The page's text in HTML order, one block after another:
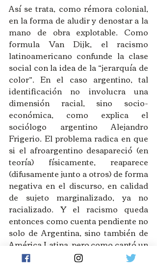
Así se trata, como rémora colonial,
en la forma de aludir y denostar a la
mano de obra explotable. Como
formula Van Dijk, el racismo
latinoamericano confunde la clase
social con la idea de la “jerarquía de
color”. En el caso argentino, tal
identificación no involucra una
dimensión racial, sino socio-
económica, como explica el
sociólogo argentino Alejandro
Frigerio. El problema radica en que
si el afroargentino desapareció (en
teoría) físicamente, reaparece
(difusamente junto a otros) de forma
negativa en el discurso, en calidad
de sujeto marginalizado, ya no
racializado. Y el racismo queda
entonces como cuenta pendiente no
solo de Argentina, sino también de
América Latina, pero como cantó un
prestigioso músico argentino: